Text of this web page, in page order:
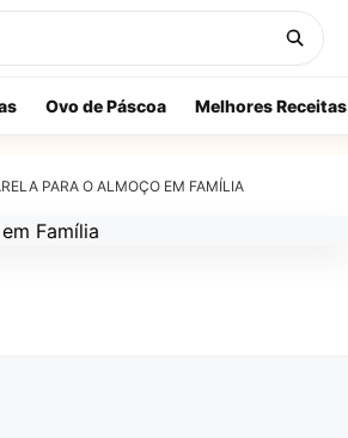
Ovo de Páscoa Melhores Receitas
PARA O ALMOÇO EM FAMÍLIA